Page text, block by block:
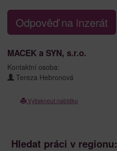
Odpověď na inzerát
MACEK a SYN, s.r.o.
Kontaktní osoba:
Tereza Hebronová
Vytisknout nabídku
Hledat práci v regionu: